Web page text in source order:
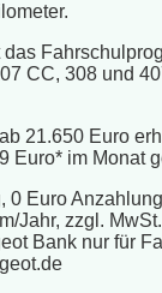
das
CC, 308 und
21.650 Euro
Euro* im Monat
0 Euro
Jahr, zzgl.
Bank nur für